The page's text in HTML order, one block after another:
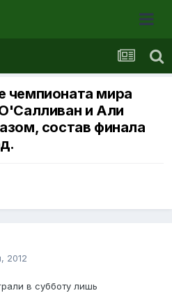
чемпионата мира
и Али
состав финала
2012
в субботу лишь